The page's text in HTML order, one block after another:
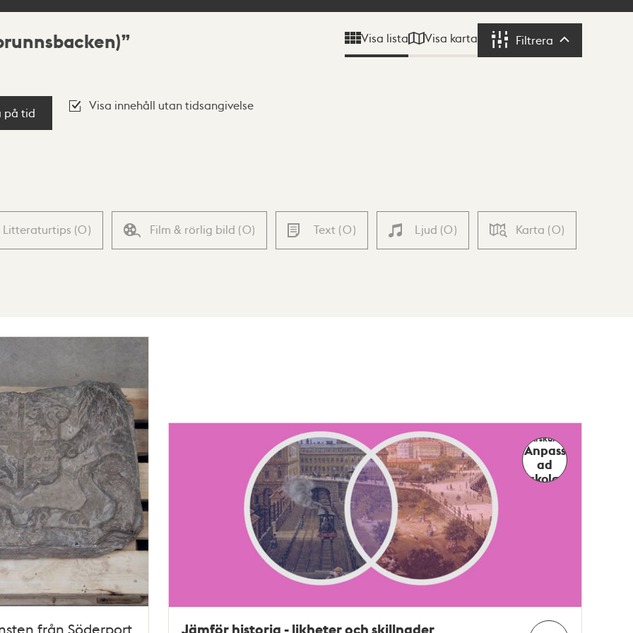
Visa lista Visa karta Filtrera Filtrera
på tid
Visa innehåll utan tidsangivelse
Litteraturtips (0) Film & rörlig bild (0) Text (0) Ljud (0) Karta (0)
från Söderport
Årskurs
Anpass
ad
skola
Jämför historia - likheter och skillnader